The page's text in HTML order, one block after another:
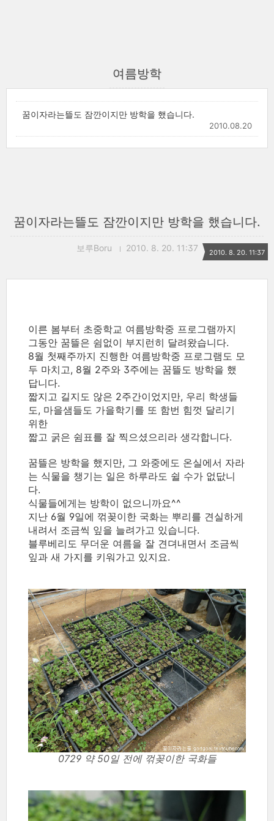
여름방학
꿈이자라는뜰도 잠깐이지만 방학을 했습니다.
2010.08.20
꿈이자라는뜰도 잠깐이지만 방학을 했습니다.
보루Boru 2010. 8. 20. 11:37 2010. 8. 20. 11:37
이른 봄부터 초중학교 여름방학중 프로그램까지
그동안 꿈뜰은 쉼없이 부지런히 달려왔습니다.
8월 첫째주까지 진행한 여름방학중 프로그램도 모
두 마치고, 8월 2주와 3주에는 꿈뜰도 방학을 했
답니다.
짧지고 길지도 않은 2주간이었지만, 우리 학생들
도, 마을샘들도 가을학기를 또 함번 힘껏 달리기
위한
짧고 굵은 쉼표를 잘 찍으셨으리라 생각합니다.
꿈뜰은 방학을 했지만, 그 와중에도 온실에서 자라
는 식물을 챙기는 일은 하루라도 쉴 수가 없닶니
다.
식물들에게는 방학이 없으니까요^^
지난 6월 9일에 꺾꽂이한 국화는 뿌리를 견실하게
내려서 조금씩 잎을 늘려가고 있습니다.
블루베리도 무더운 여름을 잘 견뎌내면서 조금씩
잎과 새 가지를 키워가고 있지요.
0729 약 50일 전에 꺾꽂이한 국화들